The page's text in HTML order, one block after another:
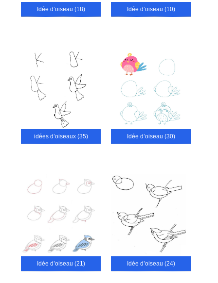
Idée d’oiseau (18) Idée d’oiseau (10)
idées d’oiseaux (35) Idée d’oiseau (30)
Idée d’oiseau (21) Idée d’oiseau (24)